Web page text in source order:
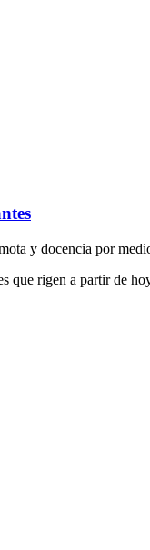
y docencia por
rigen a partir de